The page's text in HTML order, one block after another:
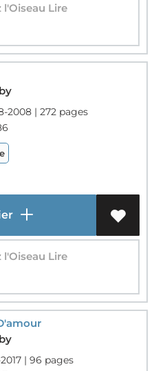
l'Oiseau Lire
2008 | 272 pages
l'Oiseau Lire
| 96 pages